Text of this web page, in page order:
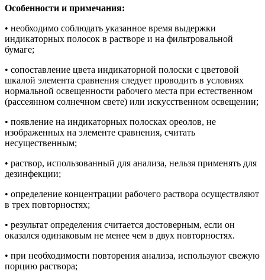
Особенности и примечания:
• необходимо соблюдать указанное время выдержки
индикаторных полосок в растворе и на фильтровальной
бумаге;
• сопоставление цвета индикаторной полоски с цветовой
шкалой элемента сравнения следует проводить в условиях
нормальной освещенности рабочего места при естественном
(рассеянном солнечном свете) или искусственном освещении;
• появление на индикаторных полосках ореолов, не
изображенных на элементе сравнения, считать
несущественным;
• раствор, использованный для анализа, нельзя применять для
дезинфекции;
• определение концентрации рабочего раствора осуществляют
в трех повторностях;
• результат определения считается достоверным, если он
оказался одинаковым не менее чем в двух повторностях.
• при необходимости повторения анализа, используют свежую
порцию раствора;